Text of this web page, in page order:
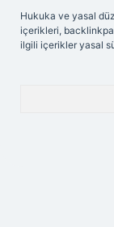
Hukuka ve yasal
içerikleri,
ilgili içerikler yasal